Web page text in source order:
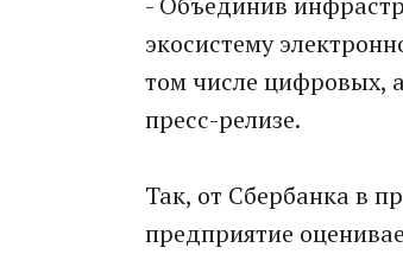
экосистему
том числе цифровых,
пресс-релизе.
Так, от Сбербанка в
предприятие